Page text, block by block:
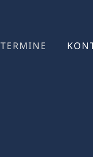
TERMINE